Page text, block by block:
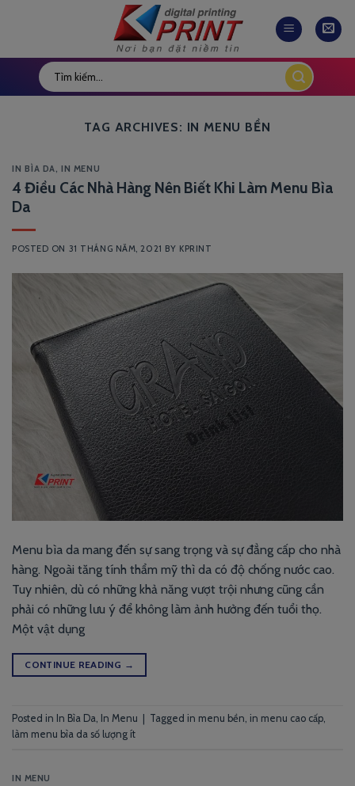
TAG ARCHIVES: IN MENU BỀN
IN BÌA DA,IN MENU
4 Điều Các Nhà Hàng Nên Biết Khi Làm Menu Bìa
Da
POSTED ON 31 THÁNG NĂM, 2021 BY KPRINT
Menu bìa da mang đến sự sang trọng và sự đẳng cấp cho nhà
hàng. Ngoài tăng tính thẩm mỹ thì da có độ chống nước cao.
Tuy nhiên, dù có những khả năng vượt trội nhưng cũng cần
phải có những lưu ý để không làm ảnh hưởng đến tuổi thọ.
Một vật dụng
CONTINUE READING →
Posted in In Bìa Da, In Menu Tagged in menu bền, in menu cao cấp,
làm menu bìa da số lượng ít
IN MENU